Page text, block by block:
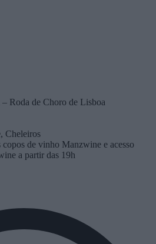
Roda de Choro de Lisboa
Cheleiros
de vinho Manzwine e acesso
a partir das 19h